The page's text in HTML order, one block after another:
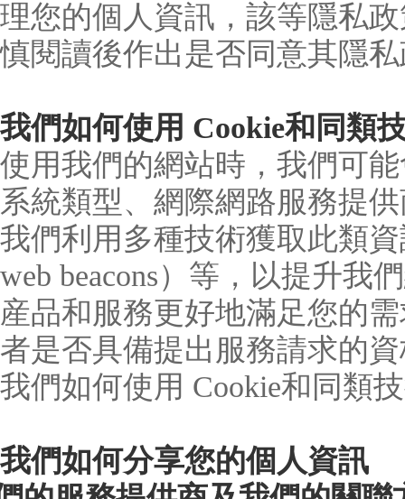
您的個人資訊，該等隱私
閱讀後作出是否同意其隱
們如何使用 Cookie和同類
用我們的網站時，我們可
統類型、網際網路服務提
們利用多種技術獲取此類
beacons）等，以提升我
品和服務更好地滿足您的
是否具備提出服務請求的
們如何使用 Cookie和同類
們如何分享您的個人資訊